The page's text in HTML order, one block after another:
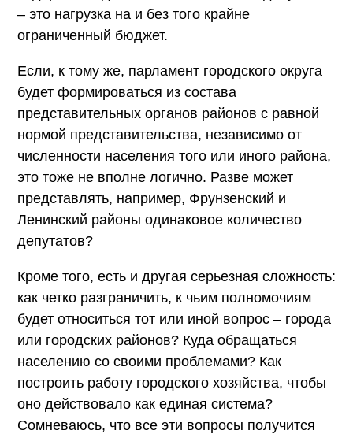
– это нагрузка на и без того крайне
ограниченный бюджет.
Если, к тому же, парламент городского округа
будет формироваться из состава
представительных органов районов с равной
нормой представительства, независимо от
численности населения того или иного района,
это тоже не вполне логично. Разве может
представлять, например, Фрунзенский и
Ленинский районы одинаковое количество
депутатов?
Кроме того, есть и другая серьезная сложность:
как четко разграничить, к чьим полномочиям
будет относиться тот или иной вопрос – города
или городских районов? Куда обращаться
населению со своими проблемами? Как
построить работу городского хозяйства, чтобы
оно действовало как единая система?
Сомневаюсь, что все эти вопросы получится